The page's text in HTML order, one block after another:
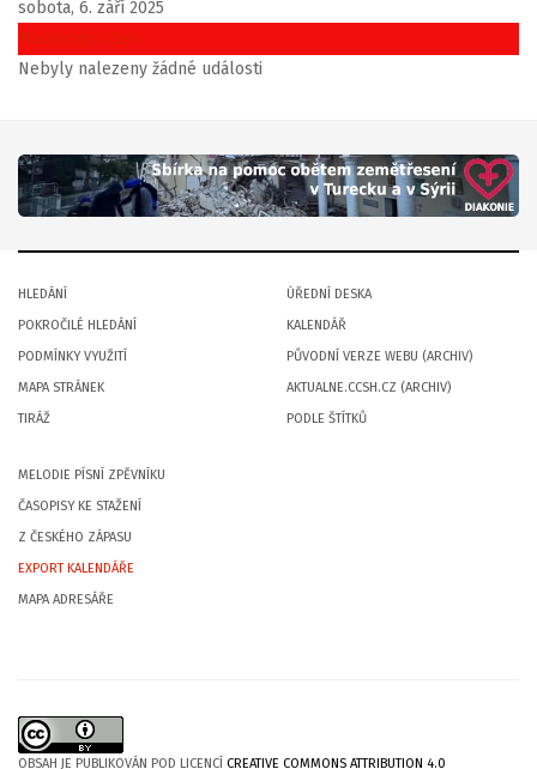
sobota, 6. září 2025
Následující den
Nebyly nalezeny žádné události
HLEDÁNÍ
POKROČILÉ HLEDÁNÍ
PODMÍNKY VYUŽITÍ
MAPA STRÁNEK
TIRÁŽ
ÚŘEDNÍ DESKA
KALENDÁŘ
PŮVODNÍ VERZE WEBU (ARCHIV)
AKTUALNE.CCSH.CZ (ARCHIV)
PODLE ŠTÍTKŮ
MELODIE PÍSNÍ ZPĚVNÍKU
ČASOPISY KE STAŽENÍ
Z ČESKÉHO ZÁPASU
EXPORT KALENDÁŘE
MAPA ADRESÁŘE
OBSAH JE PUBLIKOVÁN POD LICENCÍ CREATIVE COMMONS ATTRIBUTION 4.0